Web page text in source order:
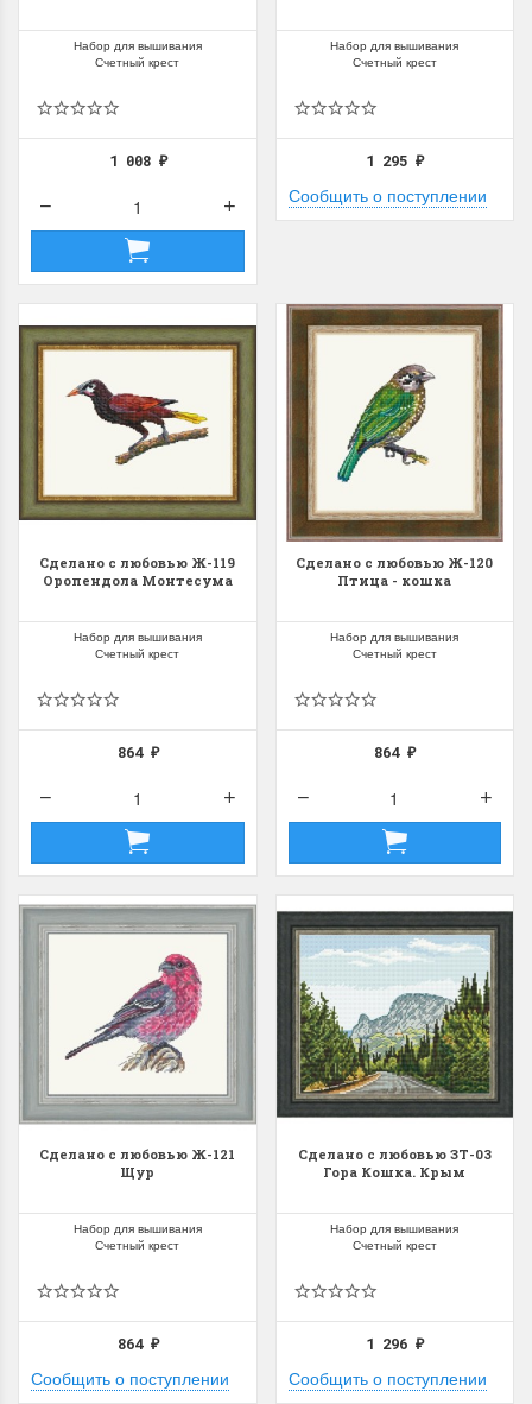
Набор для вышивания
Счетный крест
1 008 ₽
Набор для вышивания
Счетный крест
1 295₽
Сообщить о поступлении
Сделано с любовью Ж-119
Оропендола Монтесума
Набор для вышивания
Счетный крест
864 ₽
Сделано с любовью Ж-120
Птица - кошка
Набор для вышивания
Счетный крест
864₽
Сделано с любовью Ж-121
Щур
Набор для вышивания
Счетный крест
864 ₽
Сообщить о поступлении
Сделано с любовью ЗТ-03
Гора Кошка. Крым
Набор для вышивания
Счетный крест
1 296₽
Сообщить о поступлении